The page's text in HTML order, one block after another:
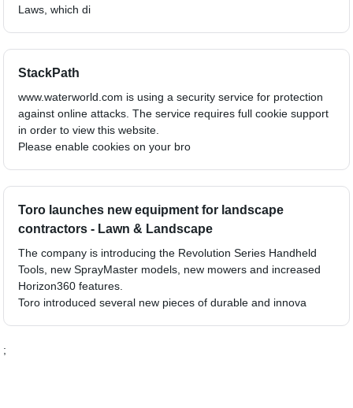
Laws, which di
StackPath
www.waterworld.com is using a security service for protection
against online attacks. The service requires full cookie support
in order to view this website.
Please enable cookies on your bro
Toro launches new equipment for landscape
contractors - Lawn & Landscape
The company is introducing the Revolution Series Handheld
Tools, new SprayMaster models, new mowers and increased
Horizon360 features.
Toro introduced several new pieces of durable and innova
;